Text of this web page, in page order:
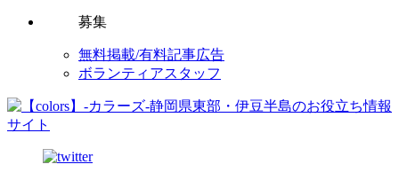
募集
無料掲載/有料記事広告
ボランティアスタッフ
静岡県東部・伊豆半島のお役立ち情報
サイト